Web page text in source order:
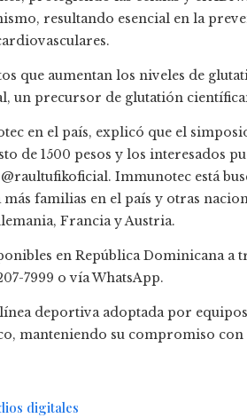
resultando esencial en la
que aumentan los niveles de
un precursor de glutatión
en el país, explicó que el
de 1500 pesos y los interesados
Immunotec está
familias en el país y otras
Francia y Austria.
en República Dominicana a
7999 o vía WhatsApp.
deportiva adoptada por
manteniendo su compromiso con
digitales